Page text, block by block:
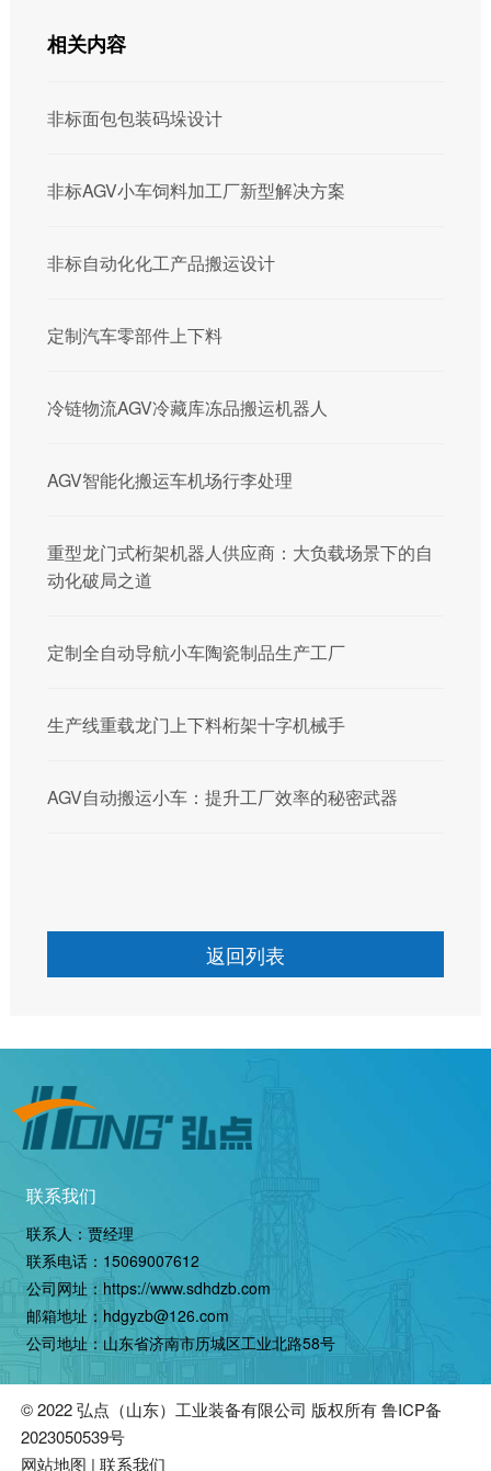
相关内容
非标面包包装码垛设计
非标AGV小车饲料加工厂新型解决方案
非标自动化化工产品搬运设计
定制汽车零部件上下料
冷链物流AGV冷藏库冻品搬运机器人
AGV智能化搬运车机场行李处理
重型龙门式桁架机器人供应商：大负载场景下的自
动化破局之道
定制全自动导航小车陶瓷制品生产工厂
生产线重载龙门上下料桁架十字机械手
AGV自动搬运小车：提升工厂效率的秘密武器
返回列表
联系我们
联系人：贾经理
联系电话： 15069007612
公司网址： https://www.sdhdzb.com
邮箱地址：hdgyzb@126.com
公司地址：山东省济南市历城区工业北路58号
© 2022弘点（山东）工业装备有限公司 版权所有鲁ICP备
2023050539号
网站地图 | 联系我们